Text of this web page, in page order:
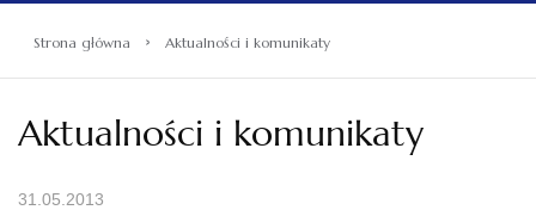
Strona główna › Aktualności i komunikaty
Aktualności i komunikaty
31.05.2013